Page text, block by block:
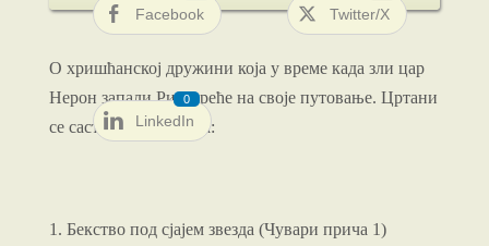
Facebook Twitter/X
LinkedIn
0
О хришћанској дружини која у време када зли цар
Нерон запали Рим креће на своје путовање. Цртани
се састоји из 8 делова:
1. Бекство под сјајем звезда (Чувари прича 1)